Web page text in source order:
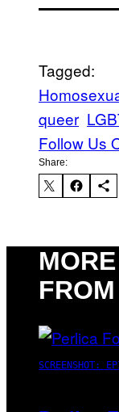
Tagged:
queer
Follow Us
Share:
MORE
SCREENSHOT: